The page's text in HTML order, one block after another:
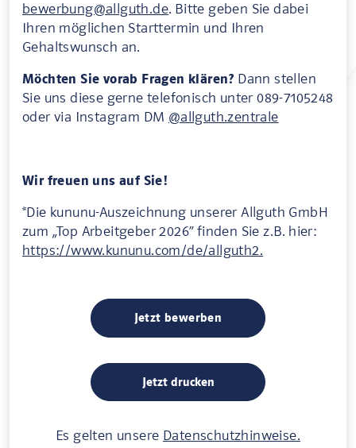
bewerbung@allguth.de. Bitte geben Sie dabei
Ihren möglichen Starttermin und Ihren
Gehaltswunsch an.
Möchten Sie vorab Fragen klären? Dann stellen
Sie uns diese gerne telefonisch unter 089-7105248
oder via Instagram DM @allguth.zentrale
Wir freuen uns auf Sie!
*Die kununu-Auszeichnung unserer Allguth GmbH
zum „Top Arbeitgeber 2026“ finden Sie z.B. hier:
https://www.kununu.com/de/allguth2.
Jetzt bewerben
Jetzt drucken
Es gelten unsere Datenschutzhinweise.